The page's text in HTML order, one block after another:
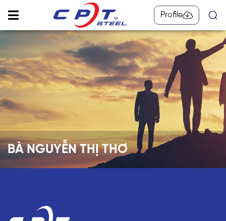
Profile
BÀ NGUYỄN THỊ THƠ